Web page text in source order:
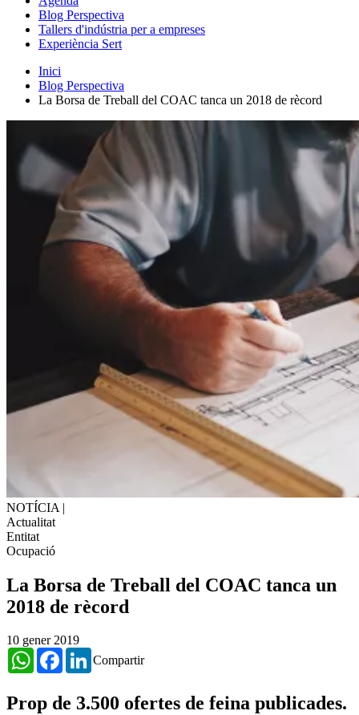
Blog Perspectiva
Tallers d'indústria per a empreses
Experiència Sert
Inici
Blog Perspectiva
La Borsa de Treball del COAC tanca un 2018 de rècord
NOTÍCIA |
Actualitat
Entitat
Ocupació
La Borsa de Treball del COAC tanca un
2018 de rècord
10 gener 2019
Compartir
WhatsAppFacebookLinkedIn
Prop de 3.500 ofertes de feina publicades.